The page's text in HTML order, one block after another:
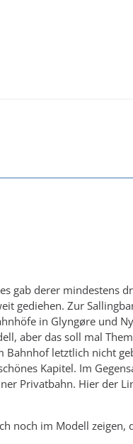
gab derer mindestens
gediehen. Zur
in Glyngøre und
aber das soll mal
letztlich nicht
Kapitel. Im
Privatbahn. Hier der
noch im Modell